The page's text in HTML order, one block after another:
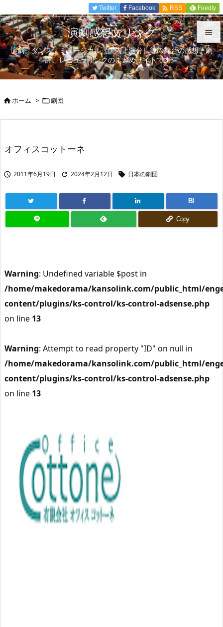


メニュ

Twitter Facebook  RSS Feedly
演劇感想文リンク
演劇、ダンス、ミュージカル（国内上演分）等の舞台の感想、劇
評、レビューリンクのまとめサイトです。
ホーム > 劇団
オフィスコットーネ
 2011年6月19日  2024年2月12日  日本の劇団
B!
Copy
Warning: Undefined variable $post in
/home/makedorama/kansolink.com/public_html/
content/plugins/ks-control/ks-control-adsense.php
on line 13
Warning: Attempt to read property "ID" on null in
/home/makedorama/kansolink.com/public_html/
content/plugins/ks-control/ks-control-adsense.php
on line 13